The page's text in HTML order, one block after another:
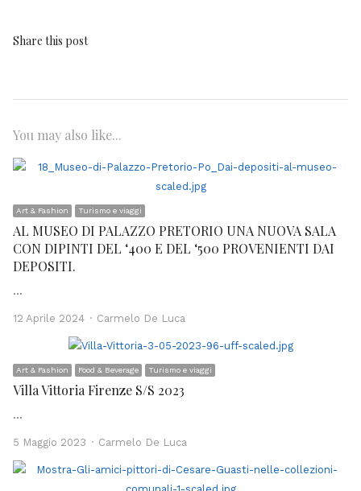
Share this post
You may also like...
Art & Fashion Turismo e viaggi
AL MUSEO DI PALAZZO PRETORIO UNA NUOVA SALA
CON DIPINTI DEL ‘400 E DEL ‘500 PROVENIENTI DAI
DEPOSITI.
…
12 Aprile 2024 Author
Carmelo De Luca
Art & Fashion Food & Beverage Turismo e viaggi
Villa Vittoria Firenze S/S 2023
…
5 Maggio 2023 Author
Carmelo De Luca